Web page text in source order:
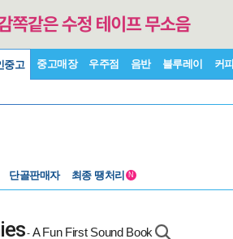
중고 중고매장 우주점 음반 블루레이 커피
단골판매자 최종 땡처리 N
- A Fun First Sound Book